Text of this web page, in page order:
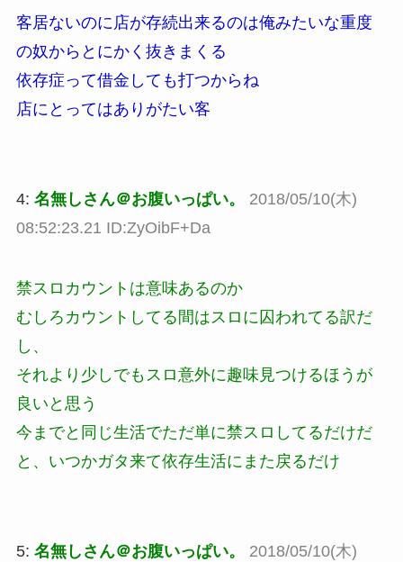
客居ないのに店が存続出来るのは俺みたいな重度
の奴からとにかく抜きまくる
依存症って借金しても打つからね
店にとってはありがたい客
4: 名無しさん＠お腹いっぱい。
2018/05/10(木)
08:52:23.21 ID:ZyOibF+Da
禁スロカウントは意味あるのか
むしろカウントしてる間はスロに囚われてる訳だ
し、
それより少しでもスロ意外に趣味見つけるほうが
良いと思う
今までと同じ生活でただ単に禁スロしてるだけだ
と、いつかガタ来て依存生活にまた戻るだけ
5: 名無しさん＠お腹いっぱい。
2018/05/10(木)